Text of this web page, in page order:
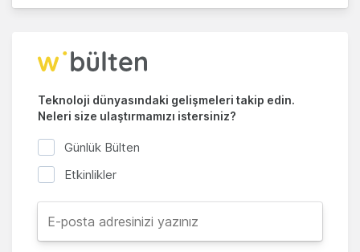
Teknoloji dünyasındaki gelişmeleri takip edin.
Neleri size ulaştırmamızı istersiniz?
Günlük Bülten
Etkinlikler